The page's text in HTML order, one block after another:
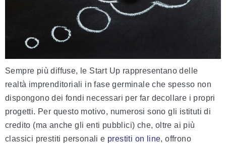
Sempre più diffuse, le Start Up rappresentano delle
realtà imprenditoriali in fase germinale che spesso non
dispongono dei fondi necessari per far decollare i propri
progetti. Per questo motivo, numerosi sono gli istituti di
credito (ma anche gli enti pubblici) che, oltre ai più
classici prestiti personali e prestiti on line, offrono